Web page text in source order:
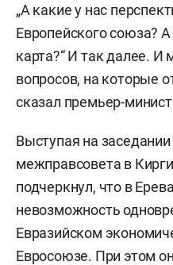
„А какие у нас
Европейского союза?
карта?“ И так далее. И
вопросов, на которые
сказал премьер-
Выступая на
межправсовета в
подчеркнул, что в
невозможность
Евразийском
Евросоюзе. При этом